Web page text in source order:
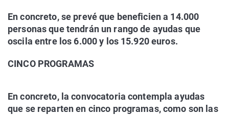
En concreto, se prevé que beneficien a 14.000
personas que tendrán un rango de ayudas que
oscila entre los 6.000 y los 15.920 euros.
CINCO PROGRAMAS
En concreto, la convocatoria contempla ayudas
que se reparten en cinco programas, como son las